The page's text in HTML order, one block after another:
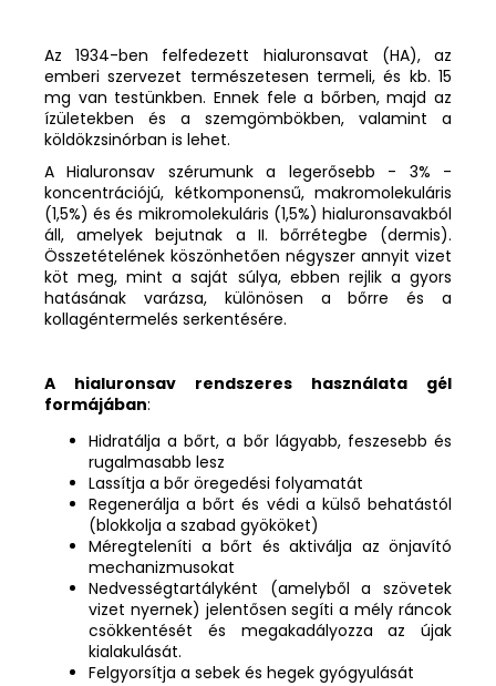
Az 1934-ben felfedezett hialuronsavat (HA), az
emberi szervezet természetesen termeli, és kb. 15
mg van testünkben. Ennek fele a bőrben, majd az
ízületekben és a szemgömbökben, valamint a
köldökzsinórban is lehet.
A Hialuronsav szérumunk a legerősebb - 3% -
koncentrációjú, kétkomponensű, makromolekuláris
(1,5%) és és mikromolekuláris (1,5%) hialuronsavakból
áll, amelyek bejutnak a II. bőrrétegbe (dermis).
Összetételének köszönhetően négyszer annyit vizet
köt meg, mint a saját súlya, ebben rejlik a gyors
hatásának varázsa, különösen a bőrre és a
kollagéntermelés serkentésére.
A hialuronsav rendszeres használata gél
formájában:
Hidratálja a bőrt, a bőr lágyabb, feszesebb és
rugalmasabb lesz
Lassítja a bőr öregedési folyamatát
Regenerálja a bőrt és védi a külső behatástól
(blokkolja a szabad gyököket)
Méregteleníti a bőrt és aktiválja az önjavító
mechanizmusokat
Nedvességtartályként (amelyből a szövetek
vizet nyernek) jelentősen segíti a mély ráncok
csökkentését és megakadályozza az újak
kialakulását.
Felgyorsítja a sebek és hegek gyógyulását